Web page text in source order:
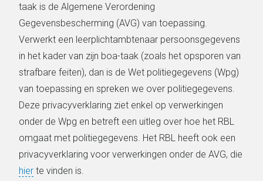
taak is de Algemene Verordening
Gegevensbescherming (AVG) van toepassing.
Verwerkt een leerplichtambtenaar persoonsgegevens
in het kader van zijn boa-taak (zoals het opsporen van
strafbare feiten), dan is de Wet politiegegevens (Wpg)
van toepassing en spreken we over politiegegevens.
Deze privacyverklaring ziet enkel op verwerkingen
onder de Wpg en betreft een uitleg over hoe het RBL
omgaat met politiegegevens. Het RBL heeft ook een
privacyverklaring voor verwerkingen onder de AVG, die
hierte vinden is.